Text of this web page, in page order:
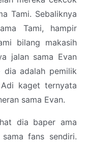
Tami. Sebaliknya
Tami, hampir
bilang makasih
jalan sama Evan
dia adalah pemilik
Adi kaget ternyata
sama Evan.
dia baper ama
fans sendiri.